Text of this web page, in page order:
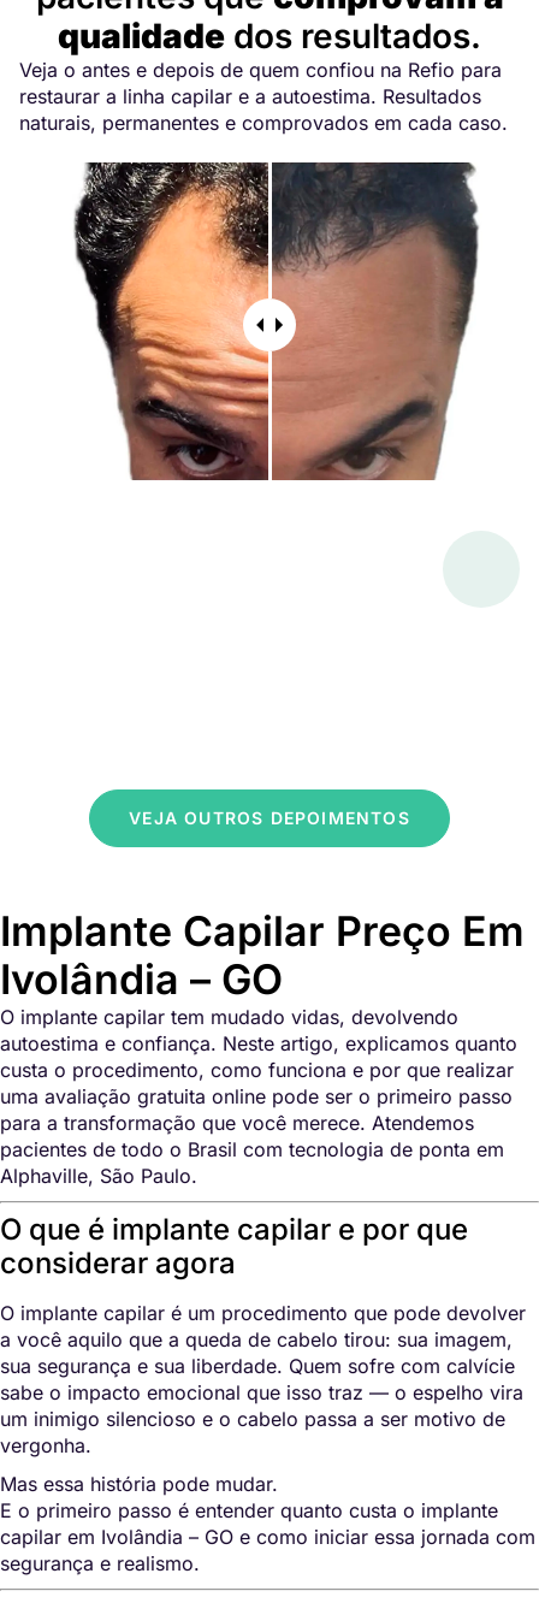
qualidade dos resultados.
Veja o antes e depois de quem confiou na Refio para
restaurar a linha capilar e a autoestima. Resultados
naturais, permanentes e comprovados em cada caso.
VEJA OUTROS DEPOIMENTOS
Implante Capilar Preço Em
Ivolândia – GO
O implante capilar tem mudado vidas, devolvendo
autoestima e confiança. Neste artigo, explicamos quanto
custa o procedimento, como funciona e por que realizar
uma avaliação gratuita online pode ser o primeiro passo
para a transformação que você merece. Atendemos
pacientes de todo o Brasil com tecnologia de ponta em
Alphaville, São Paulo.
O que é implante capilar e por que
considerar agora
O implante capilar é um procedimento que pode devolver
a você aquilo que a queda de cabelo tirou: sua imagem,
sua segurança e sua liberdade. Quem sofre com calvície
sabe o impacto emocional que isso traz — o espelho vira
um inimigo silencioso e o cabelo passa a ser motivo de
vergonha.
Mas essa história pode mudar.
E o primeiro passo é entender quanto custa o implante
capilar em Ivolândia – GO e como iniciar essa jornada com
segurança e realismo.